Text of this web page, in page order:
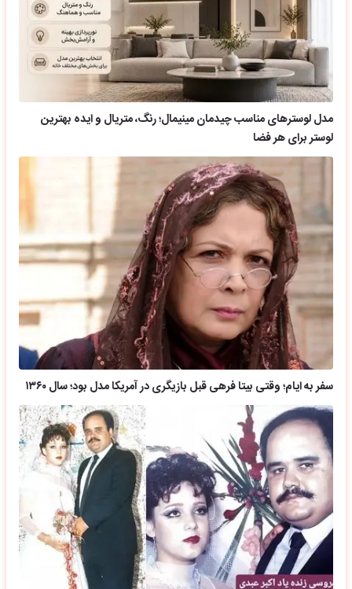
مدل لوسترهای مناسب چیدمان مینیمال؛ رنگ، متریال و ایده بهترین
لوستر برای هر فضا
سفر به ایام؛ وقتی بیتا فرهی قبل بازیگری در آمریکا مدل بود؛ سال ۱۳۶۰